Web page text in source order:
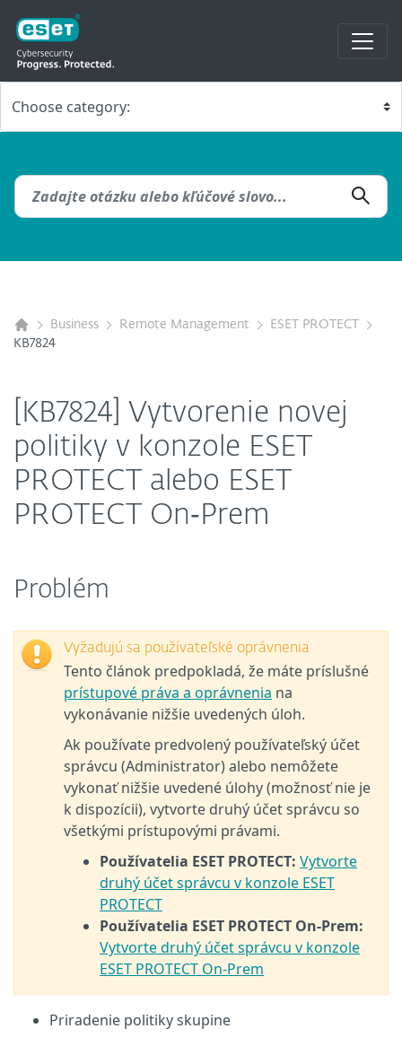
Business Remote Management
ESET PROTECT
KB7824
[KB7824] Vytvorenie novej
politiky v konzole ESET
PROTECT alebo ESET
PROTECT On‑Prem
Problém
Vyžadujú sa používateľské oprávnenia
Tento článok predpokladá, že máte príslušné
prístupové práva a oprávnenia na
vykonávanie nižšie uvedených úloh.
Ak používate predvolený používateľský účet
správcu (Administrator) alebo nemôžete
vykonať nižšie uvedené úlohy (možnosť nie je
k dispozícii), vytvorte druhý účet správcu so
všetkými prístupovými právami.
Používatelia ESET PROTECT: Vytvorte
druhý účet správcu v konzole ESET
PROTECT
Používatelia ESET PROTECT On-Prem:
Vytvorte druhý účet správcu v konzole
ESET PROTECT On-Prem
Priradenie politiky skupine